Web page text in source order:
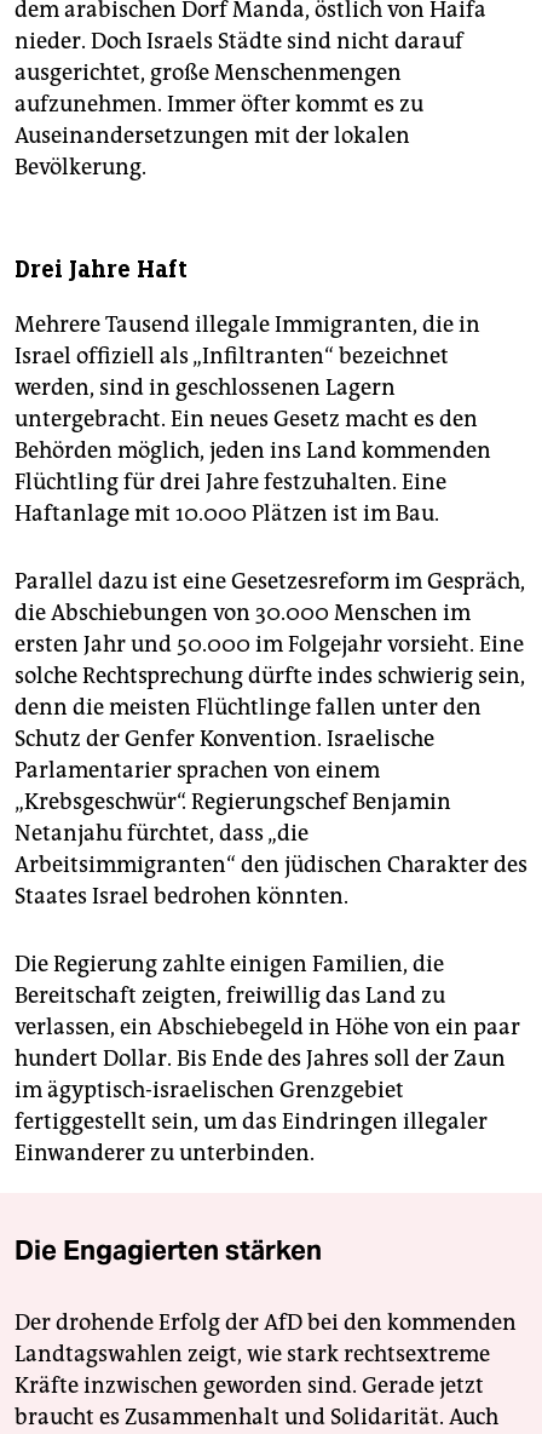
dem arabischen Dorf Manda, östlich von Haifa
nieder. Doch Israels Städte sind nicht darauf
ausgerichtet, große Menschenmengen
aufzunehmen. Immer öfter kommt es zu
Auseinandersetzungen mit der lokalen
Bevölkerung.
Drei Jahre Haft
Mehrere Tausend illegale Immigranten, die in
Israel offiziell als „Infiltranten“ bezeichnet
werden, sind in geschlossenen Lagern
untergebracht. Ein neues Gesetz macht es den
Behörden möglich, jeden ins Land kommenden
Flüchtling für drei Jahre festzuhalten. Eine
Haftanlage mit 10.000 Plätzen ist im Bau.
Parallel dazu ist eine Gesetzesreform im Gespräch,
die Abschiebungen von 30.000 Menschen im
ersten Jahr und 50.000 im Folgejahr vorsieht. Eine
solche Rechtsprechung dürfte indes schwierig sein,
denn die meisten Flüchtlinge fallen unter den
Schutz der Genfer Konvention. Israelische
Parlamentarier sprachen von einem
„Krebsgeschwür“. Regierungschef Benjamin
Netanjahu fürchtet, dass „die
Arbeitsimmigranten“ den jüdischen Charakter des
Staates Israel bedrohen könnten.
Die Regierung zahlte einigen Familien, die
Bereitschaft zeigten, freiwillig das Land zu
verlassen, ein Abschiebegeld in Höhe von ein paar
hundert Dollar. Bis Ende des Jahres soll der Zaun
im ägyptisch-israelischen Grenzgebiet
fertiggestellt sein, um das Eindringen illegaler
Einwanderer zu unterbinden.
Die Engagierten stärken
Der drohende Erfolg der AfD bei den kommenden
Landtagswahlen zeigt, wie stark rechtsextreme
Kräfte inzwischen geworden sind. Gerade jetzt
braucht es Zusammenhalt und Solidarität. Auch